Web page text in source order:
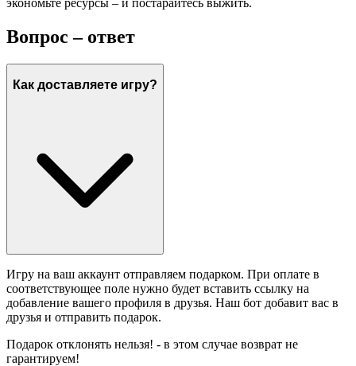
Вопрос – ответ
Как доставляете игру?
Игру на ваш аккаунт отправляем подарком. При оплате в
соответствующее поле нужно будет вставить ссылку на
добавление вашего профиля в друзья. Наш бот добавит вас в
друзья и отправить подарок.
Подарок отклонять нельзя! - в этом случае возврат не
гарантируем!